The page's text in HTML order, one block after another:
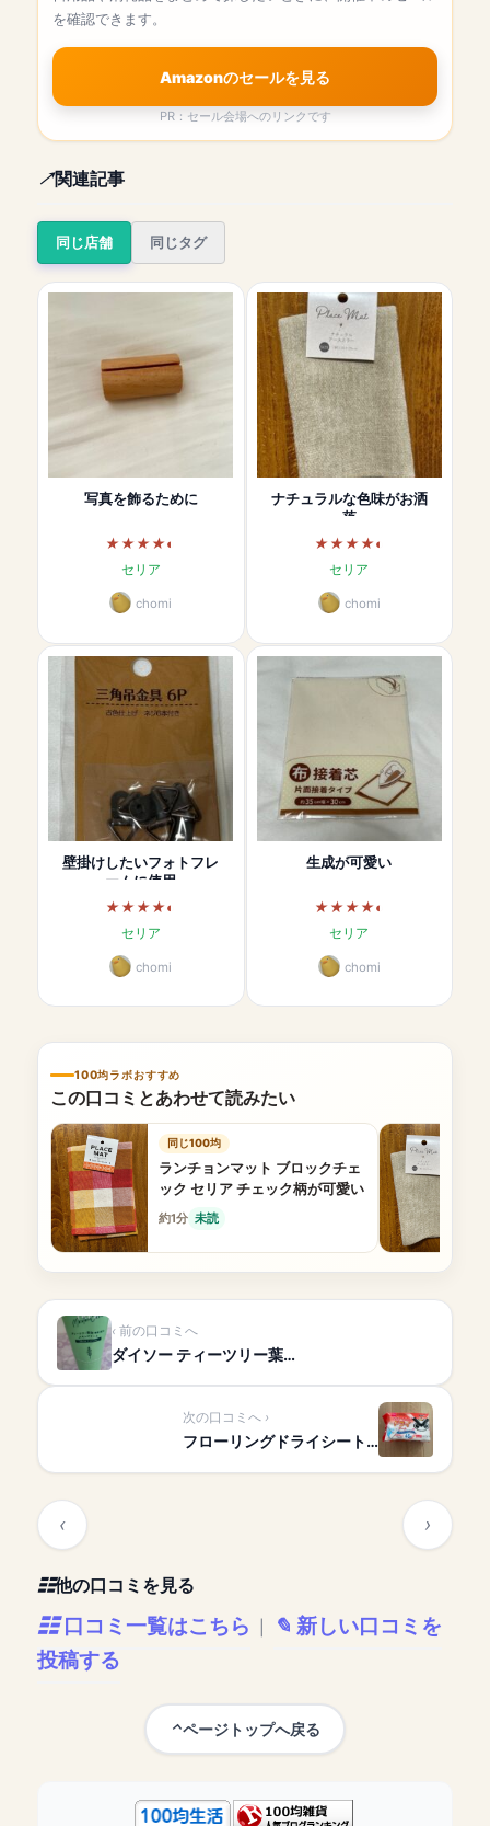
を確認できます。
Amazonのセールを見る
PR：セール会場へのリンクです
関連記事
同じ店舗 同じタグ
写真を飾るために
セリア
chomi
ナチュラルな色味がお洒
落
セリア
chomi
壁掛けしたいフォトフレ
ームに使用
セリア
chomi
生成が可愛い
セリア
chomi
100均ラボおすすめ
この口コミとあわせて読みたい
同じ100均
ランチョンマット ブロックチェ
ック セリア チェック柄が可愛い
約1分 未読
前の口コミへ
ダイソー ティーツリー葉…
次の口コミへ
フローリングドライシート…
他の口コミを見る
口コミ一覧はこちら
新しい口コミを
投稿する
ページトップへ戻る